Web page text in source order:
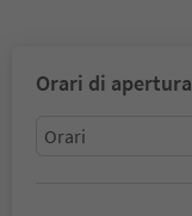
Orari di apertura
Orari